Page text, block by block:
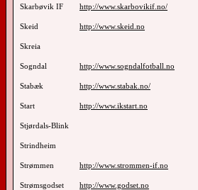
Skarbøvik IF http://www.skarbovikif.no/
Skeid http://www.skeid.no
Skreia
Sogndal http://www.sogndalfotball.no
Stabæk http://www.stabak.no/
Start http://www.ikstart.no
Stjørdals-Blink
Strindheim
Strømmen http://www.strommen-if.no
Strømsgodset http://www.godset.no